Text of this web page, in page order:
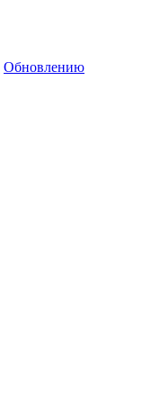
Обновлению